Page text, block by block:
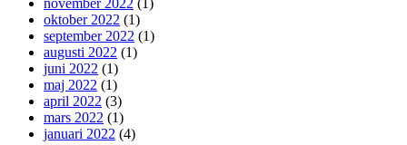
november 2022 (1)
oktober 2022 (1)
september 2022 (1)
augusti 2022 (1)
juni 2022 (1)
maj 2022 (1)
april 2022 (3)
mars 2022 (1)
januari 2022 (4)